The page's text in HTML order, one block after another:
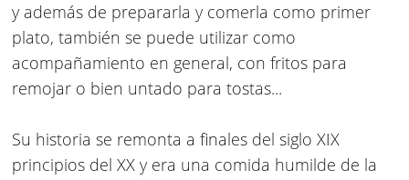
y además de prepararla y comerla como primer
plato, también se puede utilizar como
acompañamiento en general, con fritos para
remojar o bien untado para tostas...
Su historia se remonta a finales del siglo XIX
principios del XX y era una comida humilde de la